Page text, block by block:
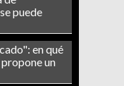
puede
en qué
un